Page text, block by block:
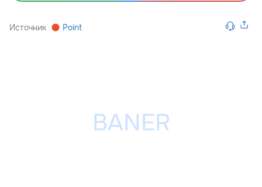
Источник Point